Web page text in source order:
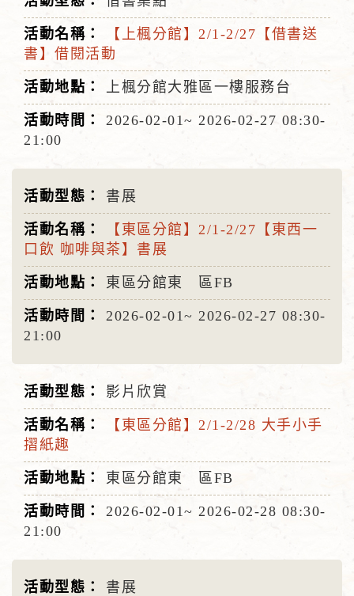
【上楓分館】2/1-2/27【借書送
書】借閱活動
上楓分館大雅區一樓服務台
2026-02-01~ 2026-02-27 08:30-
21:00
書展
【東區分館】2/1-2/27【東西一
口飲 咖啡與茶】書展
東區分館東 區FB
2026-02-01~ 2026-02-27 08:30-
21:00
影片欣賞
【東區分館】2/1-2/28 大手小手
摺紙趣
東區分館東 區FB
2026-02-01~ 2026-02-28 08:30-
21:00
書展